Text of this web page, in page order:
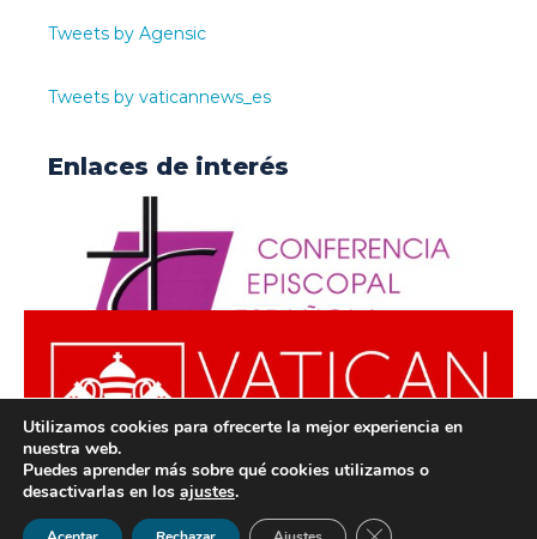
Tweets by Agensic
Tweets by vaticannews_es
Enlaces de interés
© ODISUR | Todos los derechos reservados |Política de
Utilizamos cookies para ofrecerte la mejor experiencia en
nuestra web.
Puedes aprender más sobre qué cookies utilizamos o
desactivarlas en los ajustes.
Cerrar el banner de